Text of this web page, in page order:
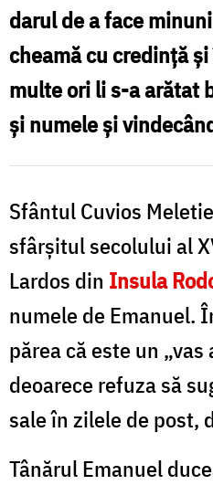
Lardos,
ctitorul
Mănăstirii
„Panaghia
Rodos
/
Foto:
Magda
Buftea
darul de a face
cheamă cu credință
multe ori li s-a arătat
și numele și
Sfântul Cuvios
sfârșitul secolului al
Lardos din Insula
numele de Emanuel.
părea că este un
deoarece refuza să
sale în zilele de post,
Tânărul Emanuel